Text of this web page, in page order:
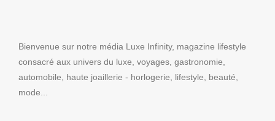
Bienvenue sur notre média Luxe Infinity, magazine lifestyle
consacré aux univers du luxe, voyages, gastronomie,
automobile, haute joaillerie - horlogerie, lifestyle, beauté,
mode...